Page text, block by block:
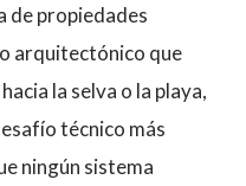
de propiedades
arquitectónico que
la selva o la playa,
técnico más
ningún sistema